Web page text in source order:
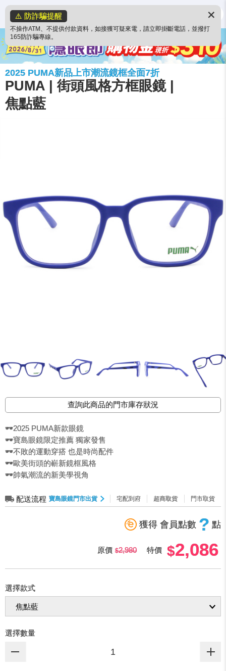
⚠️ 防詐騙提醒
不操作ATM、不提供付款資料，如接獲可疑來電，請立即掛斷電話，並撥打
165防詐騙專線。
✕
2025 PUMA新品上市潮流鏡框全面7折
PUMA | 街頭風格方框眼鏡 |
焦點藍
查詢此商品的門市庫存狀況
🕶️2025 PUMA新款眼鏡
🕶️寶島眼鏡限定推薦 獨家發售
🕶️不敗的運動穿搭 也是時尚配件
🕶️歐美街頭的嶄新鏡框風格
🕶️帥氣潮流的新美學視角
配送流程 寶島眼鏡門市出貨 宅配到府 超商取貨 門市取貨
獲得 會員點數 ? 點
原價 2,980 特價 2,086
選擇款式
選擇數量